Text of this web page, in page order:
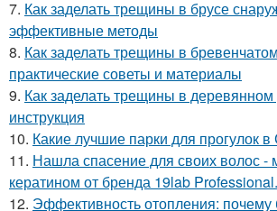
7. Как заделать трещины в брусе
эффективные методы
8. Как заделать трещины в
практические советы и материалы
9. Как заделать трещины в
инструкция
10. Какие лучшие парки для прогулок
11. Нашла спасение для своих волос -
кератином от бренда 19lab Professional.
12. Эффективность отопления: почему